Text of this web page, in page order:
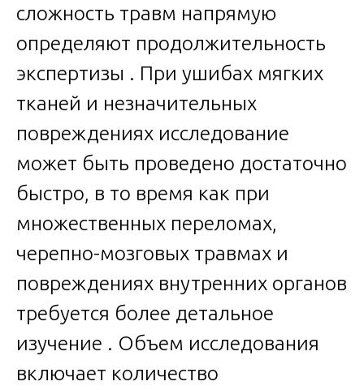
сложность травм напрямую
определяют продолжительность
экспертизы . При ушибах мягких
тканей и незначительных
повреждениях исследование
может быть проведено достаточно
быстро, в то время как при
множественных переломах,
черепно-мозговых травмах и
повреждениях внутренних органов
требуется более детальное
изучение . Объем исследования
включает количество